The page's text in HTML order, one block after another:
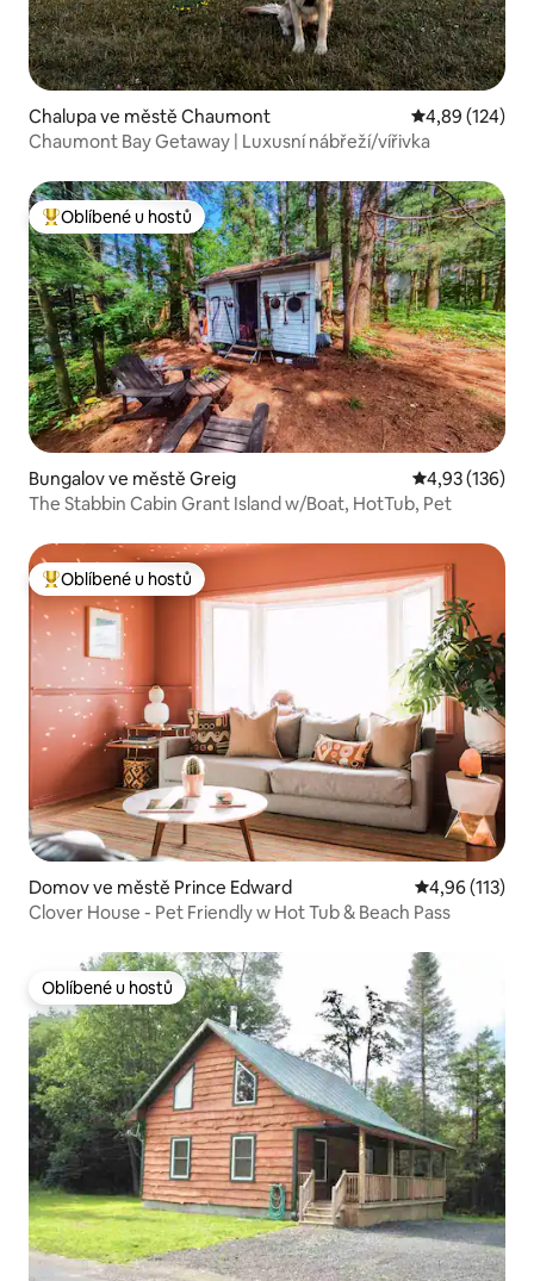
Chalupa ve městě Chaumont Průměrné
4,89 (124)
Chaumont Bay Getaway | Luxusní nábřeží/vířivka
Nejlepší v kategorii Oblíbené u hostů
Oblíbené u hostů
Bungalov ve městě Greig Průměrné
4,93 (136)
The Stabbin Cabin Grant Island w/Boat, HotTub, Pet
Nejlepší v kategorii Oblíbené u hostů
Oblíbené u hostů
Domov ve městě Prince Edward Průměrné
4,96 (113)
Clover House - Pet Friendly w Hot Tub & Beach Pass
Oblíbené u hostů
Oblíbené u hostů